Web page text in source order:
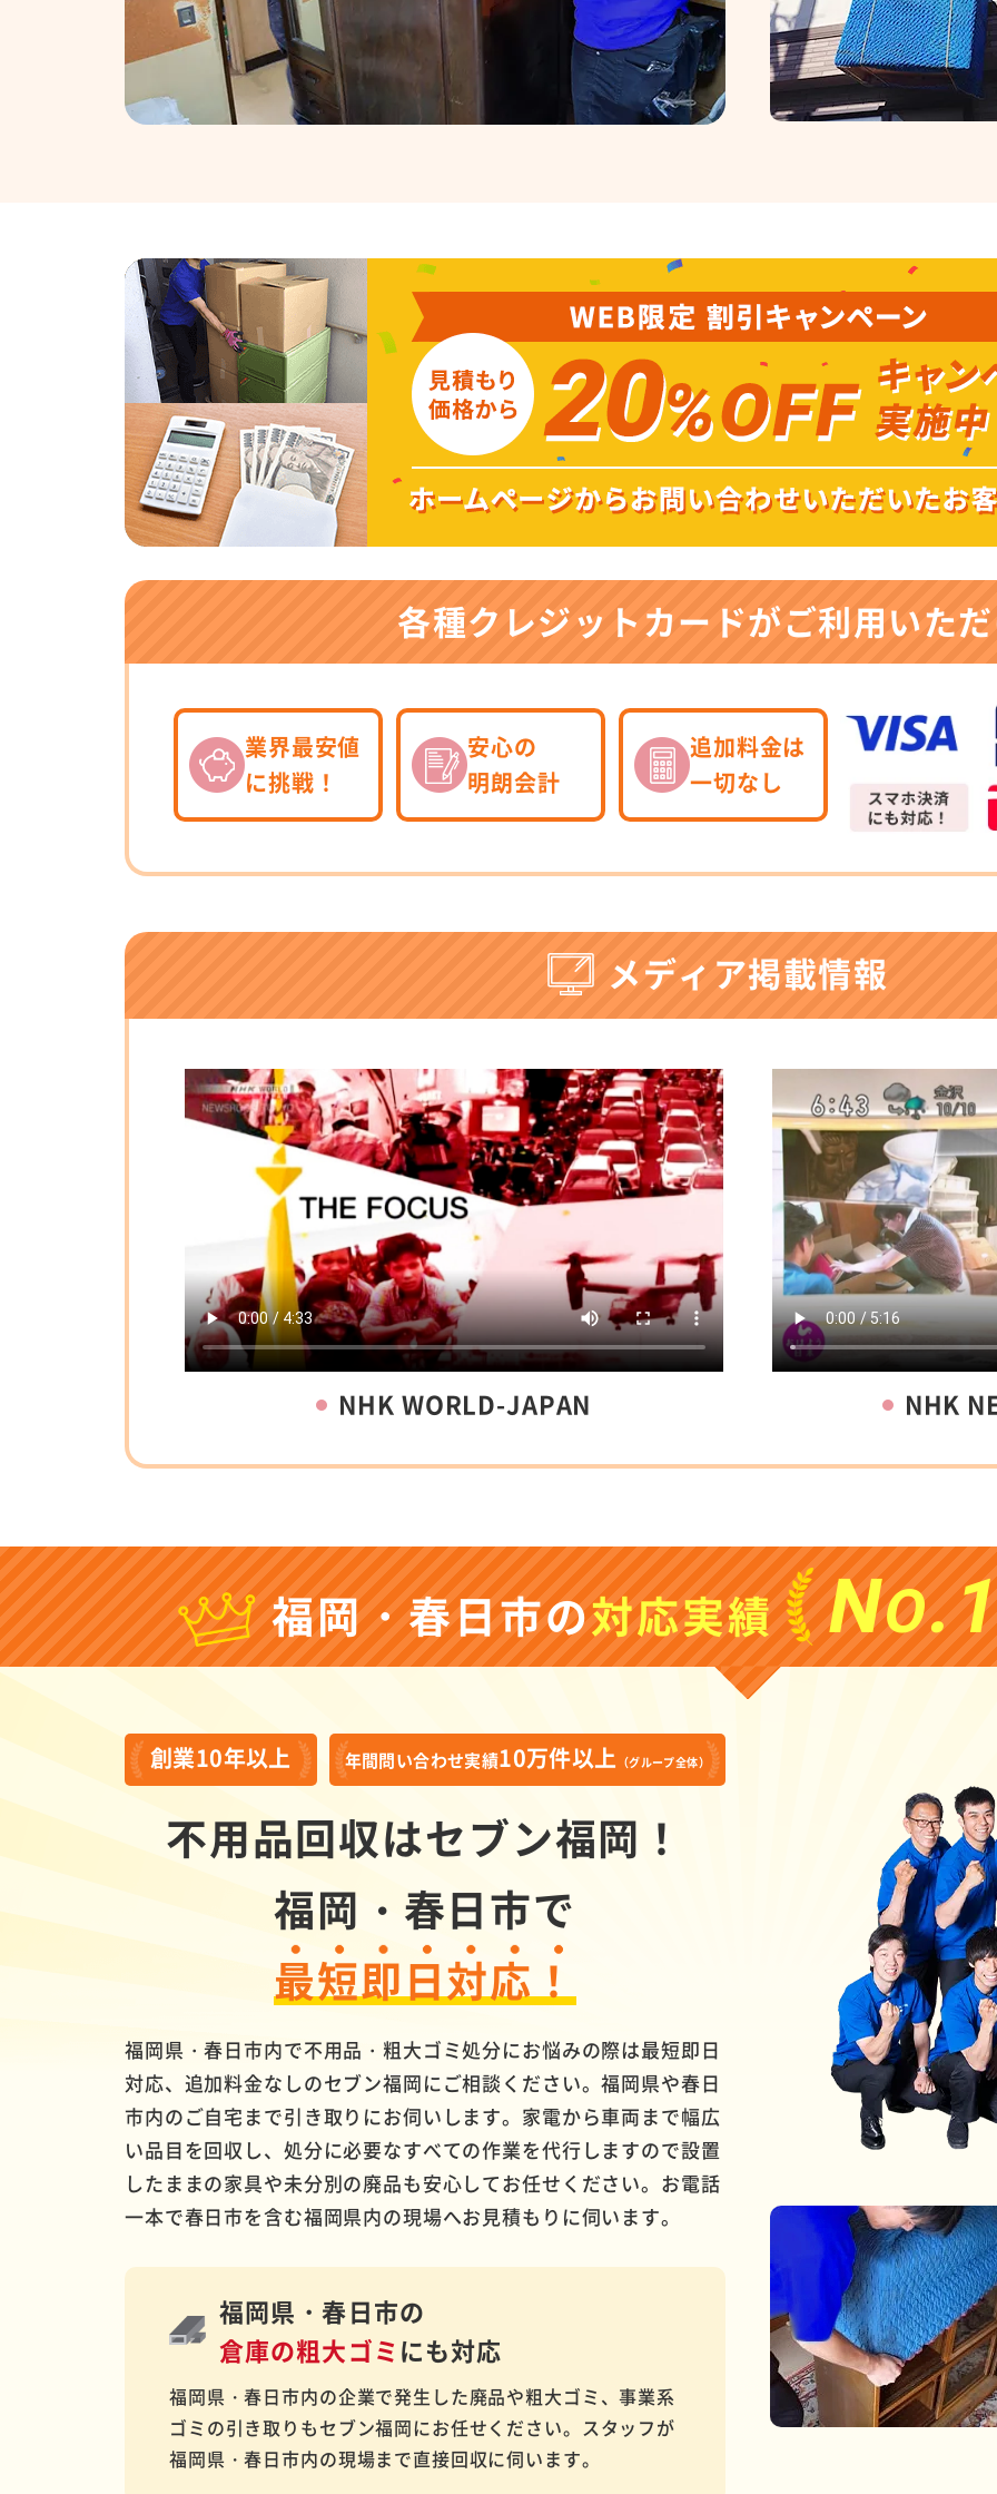
各種クレジットカードがご利用いた
業界最安値
に挑戦！
安心の
明朗会計
追加料金は
一切なし
メディア掲載情報
NHK WORLD-JAPAN NHK
福岡・春日市の対応実績 NO
創業10年以上 年間問い合わせ実績10万件以上 （グループ全体）
不用品回収はセブン福岡！
福岡・春日市で
最短即日対応！
福岡県・春日市内で不用品・粗大ゴミ処分にお悩みの際は最短即日
対応、追加料金なしのセブン福岡にご相談ください。福岡県や春日
市内のご自宅まで引き取りにお伺いします。家電から車両まで幅広
い品目を回収し、処分に必要なすべての作業を代行しますので設置
したままの家具や未分別の廃品も安心してお任せください。お電話
一本で春日市を含む福岡県内の現場へお見積もりに伺います。
福岡県・春日市の
倉庫の粗大ゴミ にも対応
福岡県・春日市内の企業で発生した廃品や粗大ゴミ、事業系
ゴミの引き取りもセブン福岡にお任せください。スタッフが
福岡県・春日市内の現場まで直接回収に伺います。